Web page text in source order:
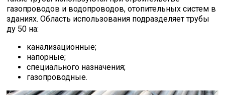
Скобо-гибочные изделия
Остальное
газопроводов и водопроводов, отопительных систем в
зданиях. Область использования подразделяет трубы
ду 50 на:
канализационные;
напорные;
специального назначения;
газопроводные.